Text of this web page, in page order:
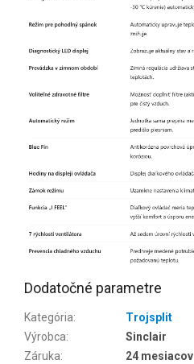
Dodatočné parametre
Kategória:
Trojsplit
Výrobca:
Sinclair
Záruka:
24 mesiacov